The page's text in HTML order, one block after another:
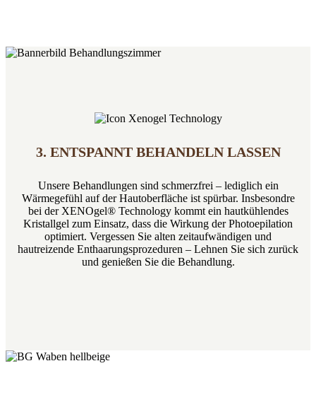
3. ENTSPANNT BEHANDELN LASSEN
Unsere Behandlungen sind schmerzfrei – lediglich ein
Wärmegefühl auf der Hautoberfläche ist spürbar. Insbesondre
bei der XENOgel® Technology kommt ein hautkühlendes
Kristallgel zum Einsatz, dass die Wirkung der Photoepilation
optimiert. Vergessen Sie alten zeitaufwändigen und
hautreizende Enthaarungsprozeduren – Lehnen Sie sich zurück
und genießen Sie die Behandlung.